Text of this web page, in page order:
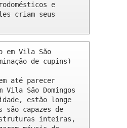
e
criam seus
em Vila São
de cupins)
até parecer
Vila São Domingos
estão longe
são capazes de
inteiras,